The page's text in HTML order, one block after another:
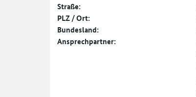
Straße:
PLZ / Ort:
Bundesland:
Ansprechpartner: